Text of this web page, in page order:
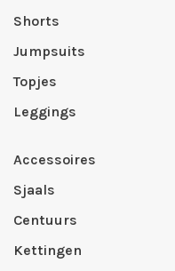
Shorts
Jumpsuits
Topjes
Leggings
Accessoires
Sjaals
Centuurs
Kettingen